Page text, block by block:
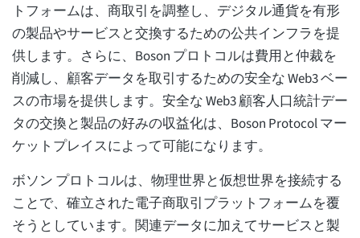
トフォームは、商取引を調整し、デジタル通貨を有形
の製品やサービスと交換するための公共インフラを提
供します。さらに、Boson プロトコルは費用と仲裁を
削減し、顧客データを取引するための安全な Web3 ベー
スの市場を提供します。安全な Web3 顧客人口統計デー
タの交換と製品の好みの収益化は、Boson Protocol マー
ケットプレイスによって可能になります。
ボソン プロトコルは、物理世界と仮想世界を接続する
ことで、確立された電子商取引プラットフォームを覆
そうとしています。関連データに加えてサービスと製